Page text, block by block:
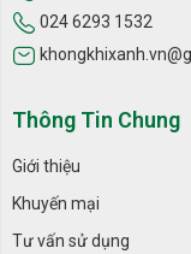
024 6293 1532
Thông Tin Chung
Giới thiệu
Khuyến mại
Tư vấn sử dụng